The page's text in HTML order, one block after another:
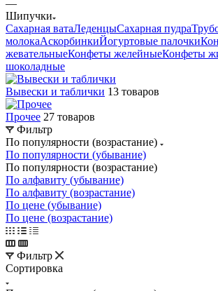
—
Шипучки
Сахарная ватаЛеденцыСахарная пудра
молокаАскорбинкиЙогуртовые палочки
жевательныеКонфеты желейныеКонфеты
шоколадные
Вывески и таблички 13 товаров
Прочее 27 товаров
Фильтр
По популярности (возрастание)
По популярности (убывание)
По популярности (возрастание)
По алфавиту (убывание)
По алфавиту (возрастание)
По цене (убывание)
По цене (возрастание)
Фильтр
Сортировка